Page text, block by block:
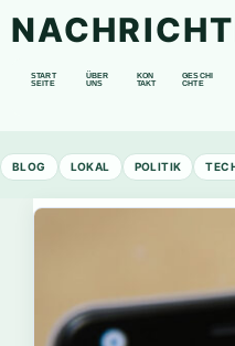
START
SEITE
ÜBER
UNS
KON
TAKT
GESCHI
CHTE
BLOG LOKAL POLITIK